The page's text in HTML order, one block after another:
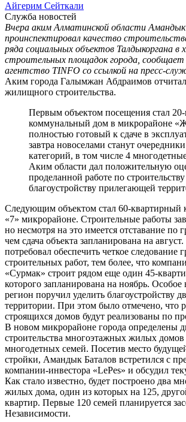
Айгерим Сейткали
Служба новостей
Вчера аким Алматинской области
проинспектировал качество
ряда социальных объектов Талдыкоргана в
строительных площадок города, сообщает
агентство TINFO со ссылкой на пресс-
Аким города Галымжан Абдраимов
жилищного строительства.
Первым объектом посещения стал
коммунальный дом в микрорайоне
полностью готовый к сдаче в
завтра новоселами станут
категорий, в том числе 4
Аким области дал положительную
проделанной работе по
благоустройству прилегающей
Следующим объектом стал 60-квартирный
«7» микрорайоне. Строительные работы
но несмотря на это имеется отставание по
чем сдача объекта запланирована на
потребовал обеспечить четкое следование
строительных работ, тем более, что
«Сурмак» строит рядом еще один 45-
которого запланирована на ноябрь. Особое
регион поручил уделить благоустройству
территории. При этом было отмечено, что
строящихся домов будут реализованы по
В новом микрорайоне города определены
строительства многоэтажных жилых домов
многодетных семей. Посетив место
стройки, Амандык Баталов встретился с
компании-инвестора «LePes» и обсудил
Как стало известно, будет построено два
жилых дома, один из которых на 125,
квартир. Первые 120 семей планируется
Независимости.